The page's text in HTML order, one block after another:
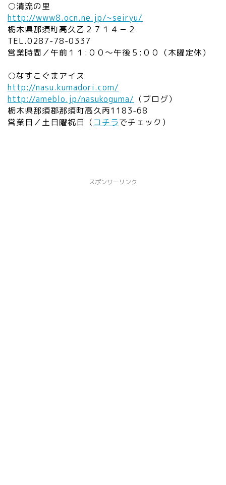
○清流の里
http://www8.ocn.ne.jp/~seiryu/
栃木県那須町高久乙２７１４－２
TEL.0287-78-0337
営業時間／午前１１:００～午後５:００（木曜定休）
○なすこぐまアイス
http://nasu.kumadori.com/
http://ameblo.jp/nasukoguma/ （ブログ）
栃木県那須郡那須町高久丙1183-68
営業日／土日曜祝日（ コチラでチェック）
スポンサーリンク